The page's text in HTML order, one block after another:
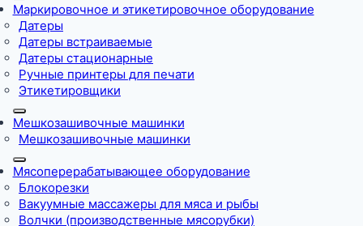
Маркировочное и этикетировочное оборудование
Датеры
Датеры встраиваемые
Датеры стационарные
Ручные принтеры для печати
Этикетировщики
Мешкозашивочные машинки
Мешкозашивочные машинки
Мясоперерабатывающее оборудование
Блокорезки
Вакуумные массажеры для мяса и рыбы
Волчки (производственные мясорубки)